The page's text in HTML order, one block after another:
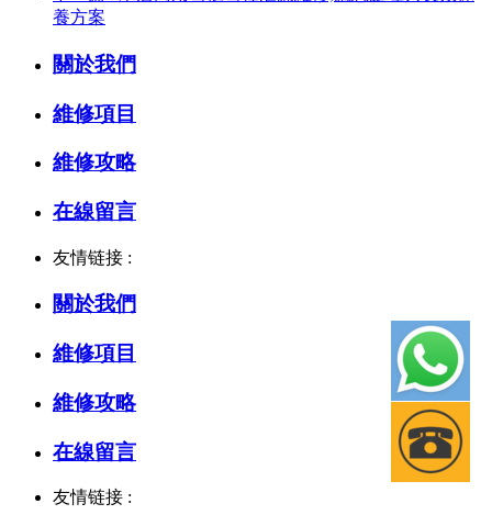
養方案
關於我們
維修項目
維修攻略
在線留言
友情链接 :
關於我們
維修項目
維修攻略
在線留言
友情链接 :